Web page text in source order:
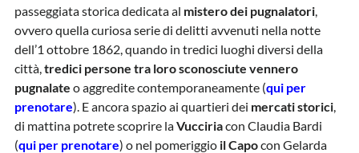
passeggiata storica dedicata al mistero dei pugnalatori,
ovvero quella curiosa serie di delitti avvenuti nella notte
dell’1 ottobre 1862, quando in tredici luoghi diversi della
città,tredici persone tra loro sconosciute vennero
pugnalate o aggredite contemporaneamente (qui per
prenotare). E ancora spazio ai quartieri dei mercati storici,
di mattina potrete scoprire laVucciriacon Claudia Bardi
(qui per prenotare) o nel pomeriggioil Capocon Gelarda